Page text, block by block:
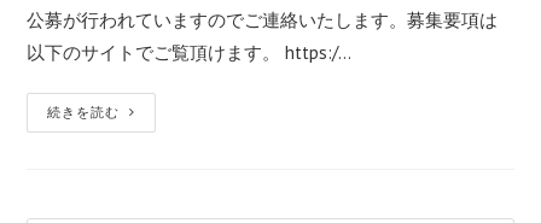
公募が行われていますのでご連絡いたします。募集要項は
以下のサイトでご覧頂けます。 https:/…
続きを読む